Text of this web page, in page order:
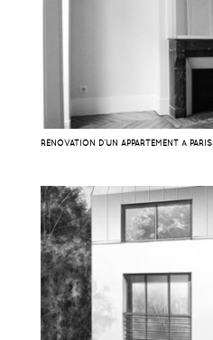
RÉNOVATION D’UN APPARTEMENT À PARIS